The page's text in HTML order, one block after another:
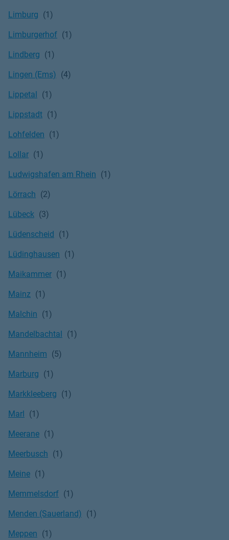
Limburg
Limburgerhof
Lindberg
Lingen (Ems)
Lippetal
Lippstadt
Lohfelden
Lollar
Ludwigshafen am Rhein
Lörrach
Lübeck
Lüdenscheid
Lüdinghausen
Maikammer
Mainz
Malchin
Mandelbachtal
Mannheim
Marburg
Markkleeberg
Marl
Meerane
Meerbusch
Meine
Memmelsdorf
Menden (Sauerland)
Meppen